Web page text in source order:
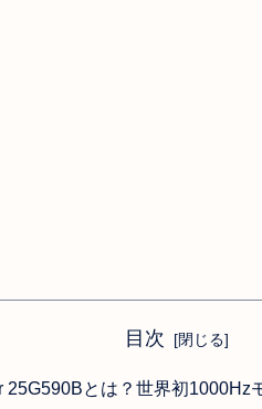
目次
25G590Bとは？世界初1000Hz